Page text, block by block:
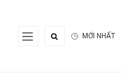
MỚI NHẤT